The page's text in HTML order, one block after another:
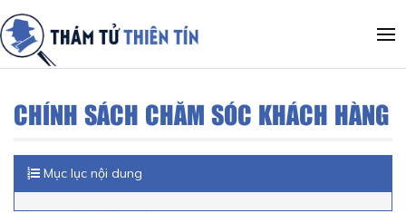
CHÍNH SÁCH CHĂM SÓC KHÁCH HÀNG
Mục lục nội dung